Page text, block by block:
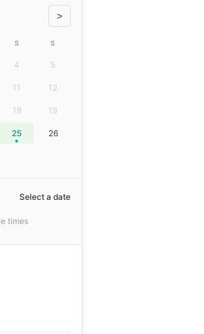
>
S S
4 5
11 12
18 19
25 26
Select a date
times